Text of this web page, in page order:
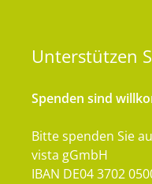
Unterstützen
Spenden sind
Bitte spenden Sie
vista gGmbH
IBAN DE04 3702